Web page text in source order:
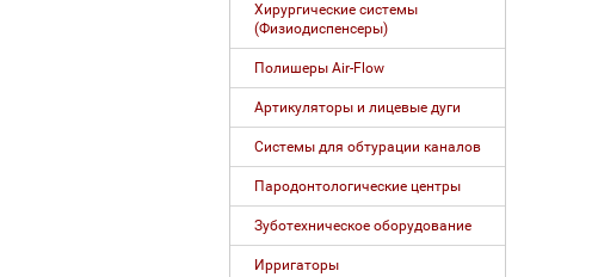
Хирургические системы
(Физиодиспенсеры)
Полишеры Air-Flow
Артикуляторы и лицевые дуги
Системы для обтурации каналов
Пародонтологические центры
Зуботехническое оборудование
Ирригаторы